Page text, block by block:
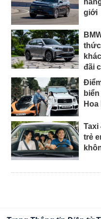
giới
thức
đãi
Taxi
trẻ